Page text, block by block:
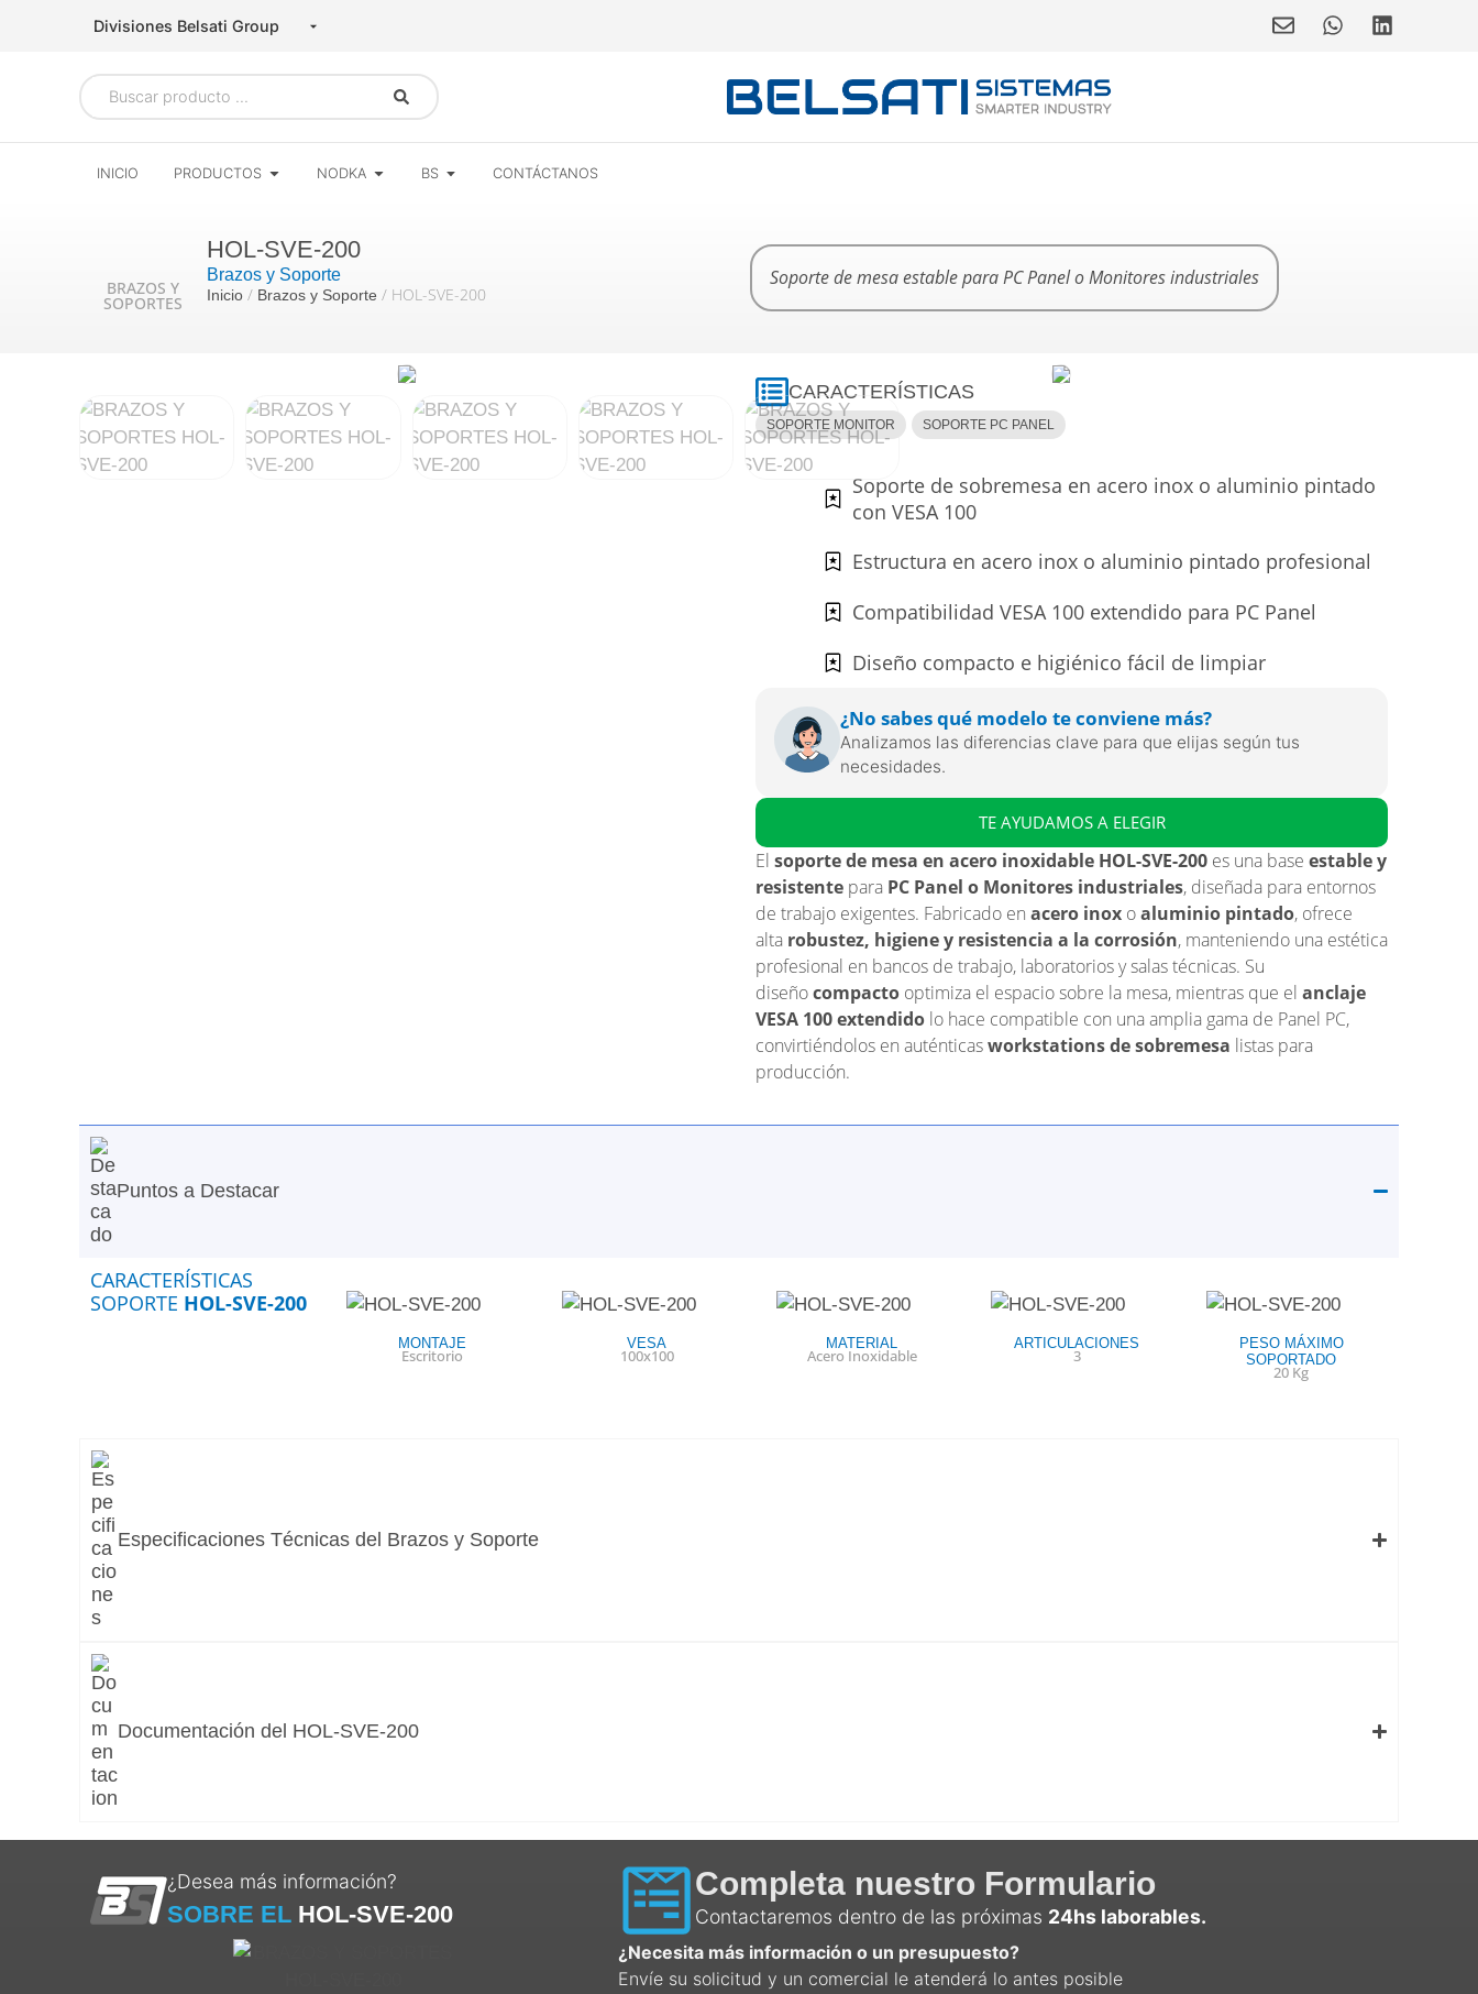
INICIO PRODUCTOS NODKA BS CONTÁCTANOS
BRAZOS Y
SOPORTES
HOL-SVE-200
Brazos y Soporte
Inicio / Brazos y Soporte / HOL-SVE-200
Soporte de mesa estable para PC Panel o Monitores industriales
CARACTERÍSTICAS
SOPORTE MONITOR SOPORTE PC PANEL
Soporte de sobremesa en acero inox o aluminio pintado
con VESA 100
Estructura en acero inox o aluminio pintado profesional
Compatibilidad VESA 100 extendido para PC Panel
Diseño compacto e higiénico fácil de limpiar
¿No sabes qué modelo te conviene más?
Analizamos las diferencias clave para que elijas según tus
necesidades.
TE AYUDAMOS A ELEGIR
El soporte de mesa en acero inoxidable HOL-SVE-200 es una base estable y
resistente para PC Panel o Monitores industriales, diseñada para entornos
de trabajo exigentes. Fabricado en acero inox oaluminio pintado, ofrece
alta robustez, higiene y resistencia a la corrosión, manteniendo una estética
profesional en bancos de trabajo, laboratorios y salas técnicas. Su
diseñocompacto optimiza el espacio sobre la mesa, mientras que el anclaje
VESA 100 extendido lo hace compatible con una amplia gama de Panel PC,
convirtiéndolos en auténticasworkstations de sobremesa listas para
producción.
Puntos a Destacar
CARACTERÍSTICAS
SOPORTE HOL-SVE-200
MONTAJE
Escritorio
VESA
100x100
MATERIAL
Acero Inoxidable
ARTICULACIONES
3
PESO MÁXIMO
SOPORTADO
20 Kg
Especificaciones Técnicas del Brazos y Soporte
Documentación del HOL-SVE-200
¿Desea más información?
SOBRE EL HOL-SVE-200
Completa nuestro Formulario
Contactaremos dentro de las próximas 24hs laborables.
¿Necesita más información o un presupuesto?
Envíe su solicitud y un comercial le atenderá lo antes posible